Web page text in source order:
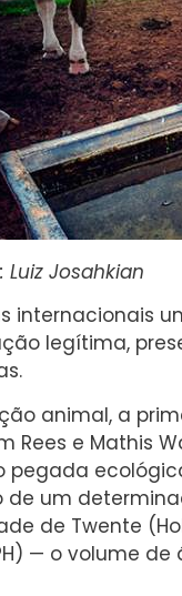
Luiz Josahkian
internacionais
legítima,
animal, a
Rees e Mathis
pegada
de um
de Twente
— o volume